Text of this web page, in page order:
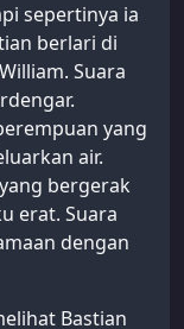
sepertinya ia
berlari di
Suara
yang
air.
bergerak
erat. Suara
dengan
Bastian